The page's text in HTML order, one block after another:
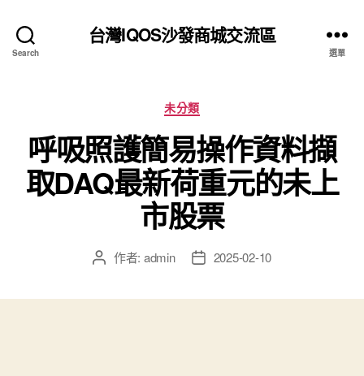
Search
台灣IQOS沙發商城交流區
選單
分
類
未分類
呼吸照護簡易操作資料擷
取DAQ最新荷重元的未上
市股票
文 作者: admin
文 2025-02-10